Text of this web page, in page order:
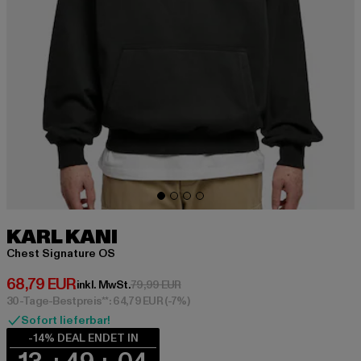
KARL KANI
Chest Signature OS
68,79 EUR
Derzeitiger Preis: 68,79 EUR
inkl. MwSt.79,99 EURAktionspreis: 79,99 EUR
30-Tage-Bestpreis**: 64,79 EUR(-7%)
Sofort lieferbar!
-14% DEAL ENDET IN